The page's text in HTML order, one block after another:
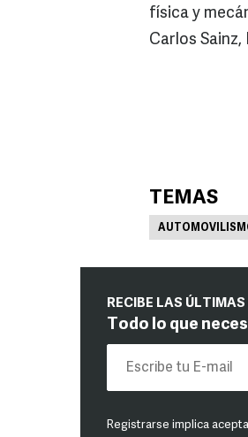
física y
Carlos
TEMAS
RECIBE LAS
Todo lo que
Registrarse implica